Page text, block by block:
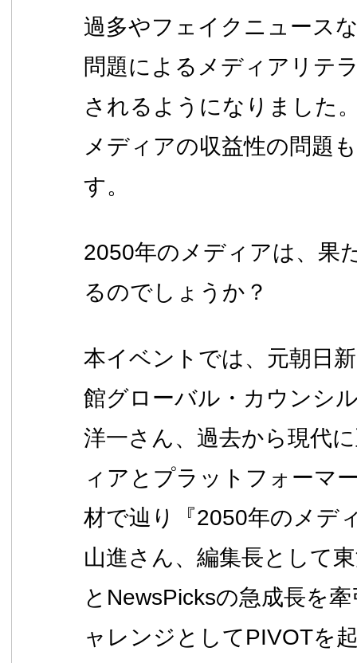
過多やフェイクニュース
問題によるメディアリテ
されるようになりました
メディアの収益性の問題
す。
2050年のメディアは、果
るのでしょうか？
本イベントでは、元朝日
館グローバル・カウンシ
洋一さん、過去から現代
ィアとプラットフォーマ
材で辿り『2050年のメデ
山進さん、編集長として
とNewsPicksの急成長を
ャレンジとしてPIVOTを